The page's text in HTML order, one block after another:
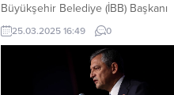
Büyükşehir Belediye (İBB) Başkanı
ve Cumhurbaşkanı Adayı Ekrem
İmamoğlu, 24 Mart 2025 tarihinde
Silivri Cezaevi’nden bir mesaj
yayınlayarak, destekçilerine
seslendi ve Ramazan ayını tebrik
25.03.2025 16:49 0